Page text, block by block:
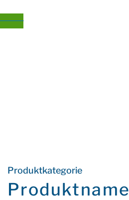
Produktname
Produktkategorie